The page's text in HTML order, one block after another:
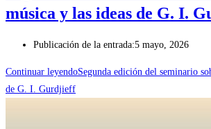
música y las ideas de G. I.
Publicación de la entrada:5 mayo, 2026
Continuar leyendoSegunda edición del seminario
de G. I. Gurdjieff